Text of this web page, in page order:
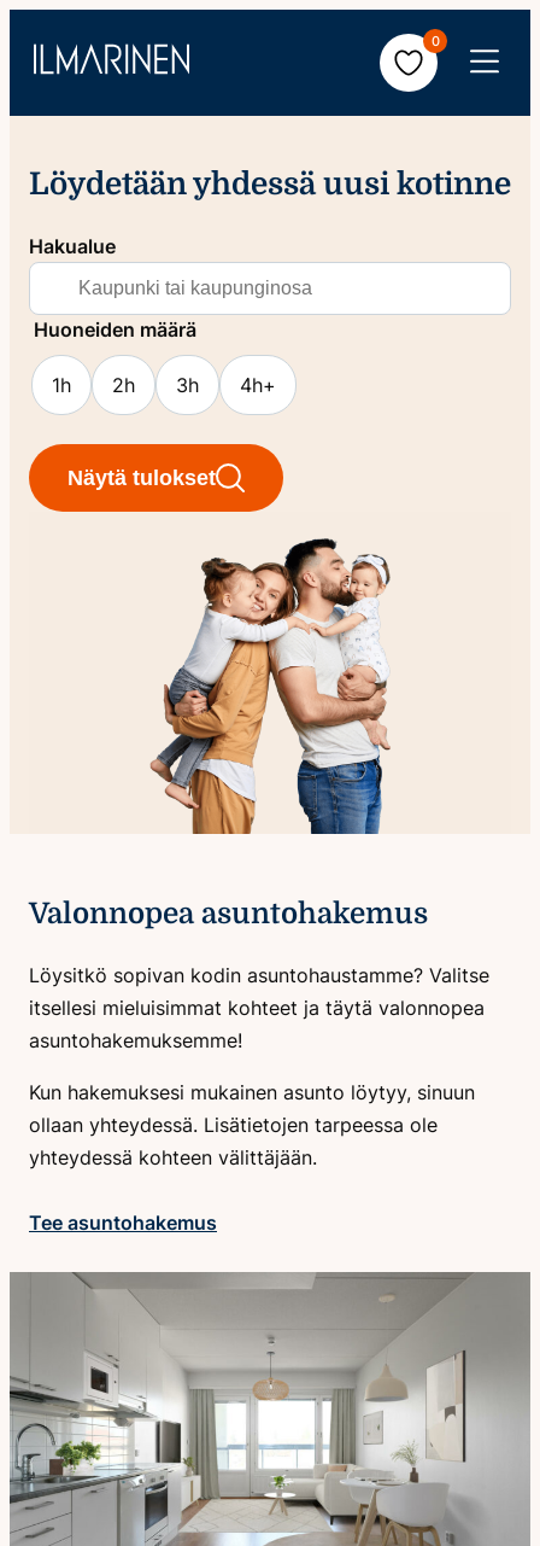
sisältöön
0
Avaa
valikko
Löydetään yhdessä uusi kotinne
Hakualue
Huoneiden määrä
1h 2h 3h 4h+
Näytä tulokset
Valonnopea asuntohakemus
Löysitkö sopivan kodin asuntohaustamme? Valitse
itsellesi mieluisimmat kohteet ja täytä valonnopea
asuntohakemuksemme!
Kun hakemuksesi mukainen asunto löytyy, sinuun
ollaan yhteydessä. Lisätietojen tarpeessa ole
yhteydessä kohteen välittäjään.
Tee asuntohakemus